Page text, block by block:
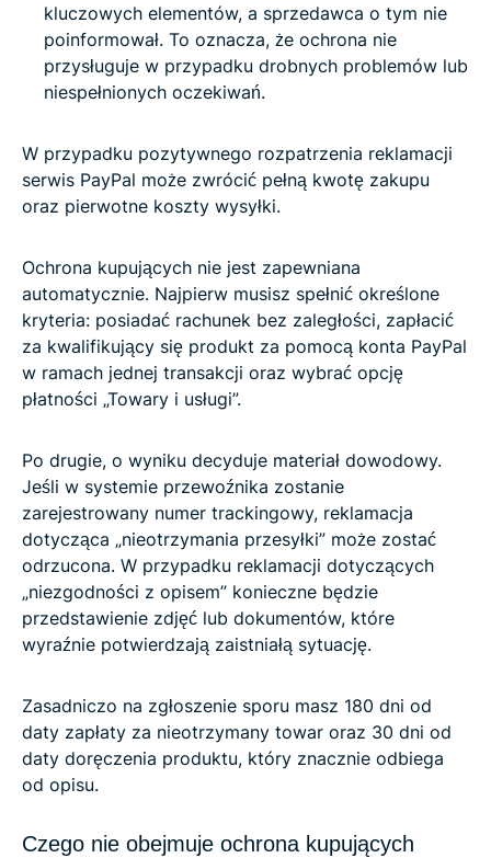
kluczowych elementów, a sprzedawca o tym nie
poinformował. To oznacza, że ochrona nie
przysługuje w przypadku drobnych problemów lub
niespełnionych oczekiwań.
W przypadku pozytywnego rozpatrzenia reklamacji
serwis PayPal może zwrócić pełną kwotę zakupu
oraz pierwotne koszty wysyłki.
Ochrona kupujących nie jest zapewniana
automatycznie. Najpierw musisz spełnić określone
kryteria: posiadać rachunek bez zaległości, zapłacić
za kwalifikujący się produkt za pomocą konta PayPal
w ramach jednej transakcji oraz wybrać opcję
płatności „Towary i usługi”.
Po drugie, o wyniku decyduje materiał dowodowy.
Jeśli w systemie przewoźnika zostanie
zarejestrowany numer trackingowy, reklamacja
dotycząca „nieotrzymania przesyłki” może zostać
odrzucona. W przypadku reklamacji dotyczących
„niezgodności z opisem” konieczne będzie
przedstawienie zdjęć lub dokumentów, które
wyraźnie potwierdzają zaistniałą sytuację.
Zasadniczo na zgłoszenie sporu masz 180 dni od
daty zapłaty za nieotrzymany towar oraz 30 dni od
daty doręczenia produktu, który znacznie odbiega
od opisu.
Czego nie obejmuje ochrona kupujących